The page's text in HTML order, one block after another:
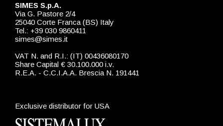
SIMES S.p.A.
Via G. Pastore 2/4
25040 Corte Franca (BS) Italy
Tel.: +39 030 9860411
simes@simes.it
VAT N. and R.I.: (IT) 00436080170
Share Capital € 30.100.000 i.v.
R.E.A. - C.C.I.A.A. Brescia N. 191441
Exclusive distributor for USA